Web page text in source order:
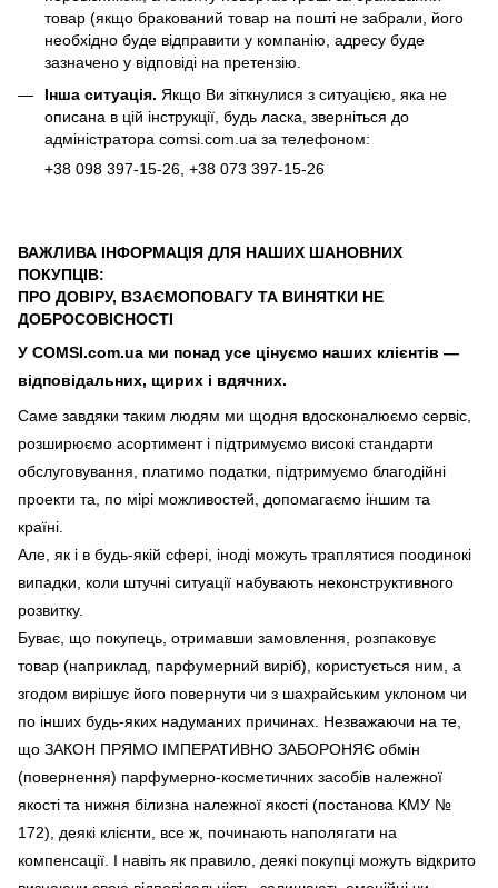
товар (якщо бракований товар на пошті не забрали, його
необхідно буде відправити у компанію, адресу буде
зазначено у відповіді на претензію.
Інша ситуація. Якщо Ви зіткнулися з ситуацією, яка не
описана в цій інструкції, будь ласка, зверніться до
адміністратора comsi.com.ua за телефоном:
+38 098 397-15-26 , +38 073 397-15-26
ВАЖЛИВА ІНФОРМАЦІЯ ДЛЯ НАШИХ ШАНОВНИХ
ПОКУПЦІВ:
ПРО ДОВІРУ, ВЗАЄМОПОВАГУ ТА ВИНЯТКИ НЕ
ДОБРОСОВІСНОСТІ
У COMSI.com.ua ми понад усе цінуємо наших клієнтів —
відповідальних, щирих і вдячних.
Саме завдяки таким людям ми щодня вдосконалюємо сервіс,
розширюємо асортимент і підтримуємо високі стандарти
обслуговування, платимо податки, підтримуємо благодійні
проекти та, по мірі можливостей, допомагаємо іншим та
країні.
Але, як і в будь-якій сфері, іноді можуть траплятися поодинокі
випадки, коли штучні ситуації набувають неконструктивного
розвитку.
Буває, що покупець, отримавши замовлення, розпаковує
товар (наприклад, парфумерний виріб), користується ним, а
згодом вирішує його повернути чи з шахрайським уклоном чи
по інших будь-яких надуманих причинах. Незважаючи на те,
що ЗАКОН ПРЯМО ІМПЕРАТИВНО ЗАБОРОНЯЄ обмін
(повернення) парфумерно-косметичних засобів належної
якості та нижня білизна належної якості (постанова КМУ №
172), деякі клієнти, все ж, починають наполягати на
компенсації. І навіть як правило, деякі покупці можуть відкрито